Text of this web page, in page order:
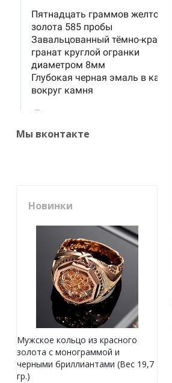
Мы вконтакте
Новинки
Мужское кольцо из красного
золота с монограммой и
черными бриллиантами (Вес 19,7
гр.)